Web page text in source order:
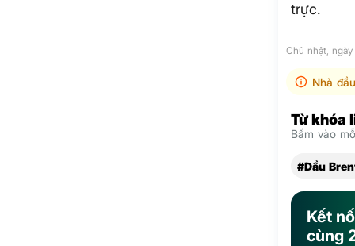
trực.
Chủ nhật,
Nhà
Từ khóa
Bấm vào
#Dầu
Kết
cùng